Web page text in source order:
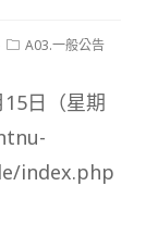
PostA03.一般公告
日（星期
index.php